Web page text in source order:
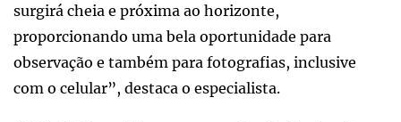
surgirá cheia e próxima ao horizonte,
proporcionando uma bela oportunidade para
observação e também para fotografias, inclusive
com o celular”, destaca o especialista.